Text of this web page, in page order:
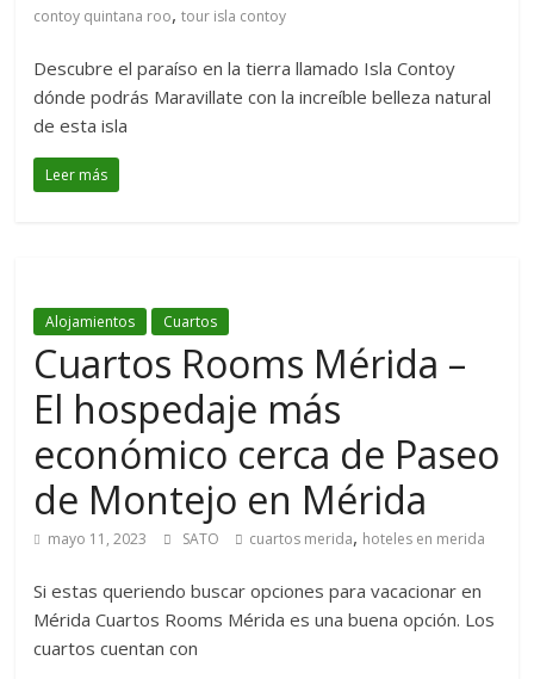
contoy quintana roo,tour isla contoy
Descubre el paraíso en la tierra llamado Isla Contoy
dónde podrás Maravillate con la increíble belleza natural
de esta isla
Leer más
Alojamientos Cuartos
Cuartos Rooms Mérida –
El hospedaje más
económico cerca de Paseo
de Montejo en Mérida
mayo 11, 2023 SATO cuartos merida, hoteles en merida
Si estas queriendo buscar opciones para vacacionar en
Mérida Cuartos Rooms Mérida es una buena opción. Los
cuartos cuentan con